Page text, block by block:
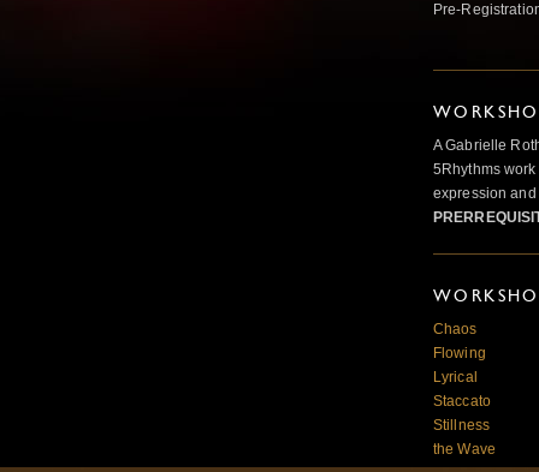
Pre-
A Gabrielle
5Rhythms
expression
Chaos
Flowing
Lyrical
Staccato
Stillness
the Wave